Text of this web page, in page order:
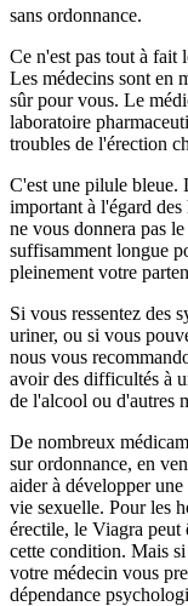
sans ordonnance.
Ce n'est pas tout à fait
Les médecins sont en
sûr pour vous. Le
laboratoire
troubles de l'érection
C'est une pilule bleue.
important à l'égard
ne vous donnera pas
suffisamment longue
pleinement votre
Si vous ressentez des
uriner, ou si vous
nous vous
avoir des difficultés à
de l'alcool ou d'autres
De nombreux
sur ordonnance, en
aider à développer
vie sexuelle. Pour les
érectile, le Viagra peut
cette condition. Mais
votre médecin vous
dépendance